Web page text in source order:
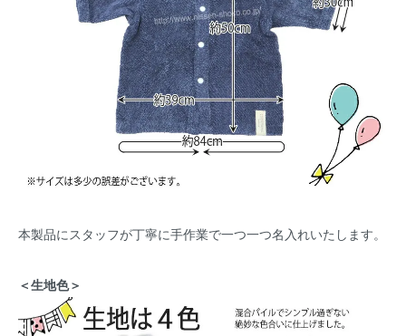
本製品にスタッフが丁寧に手作業で一つ一つ名入れいたします。
＜生地色＞